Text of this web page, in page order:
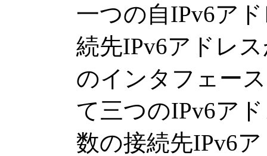
一つの自IPv6ア
続先IPv6アドレ
のインタフェー
て三つのIPv6ア
数の接続先IPv6